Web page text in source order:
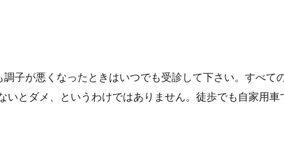
子が悪くなったときはいつでも受診して下さい。すべて
とダメ、というわけではありません。徒歩でも自家用車